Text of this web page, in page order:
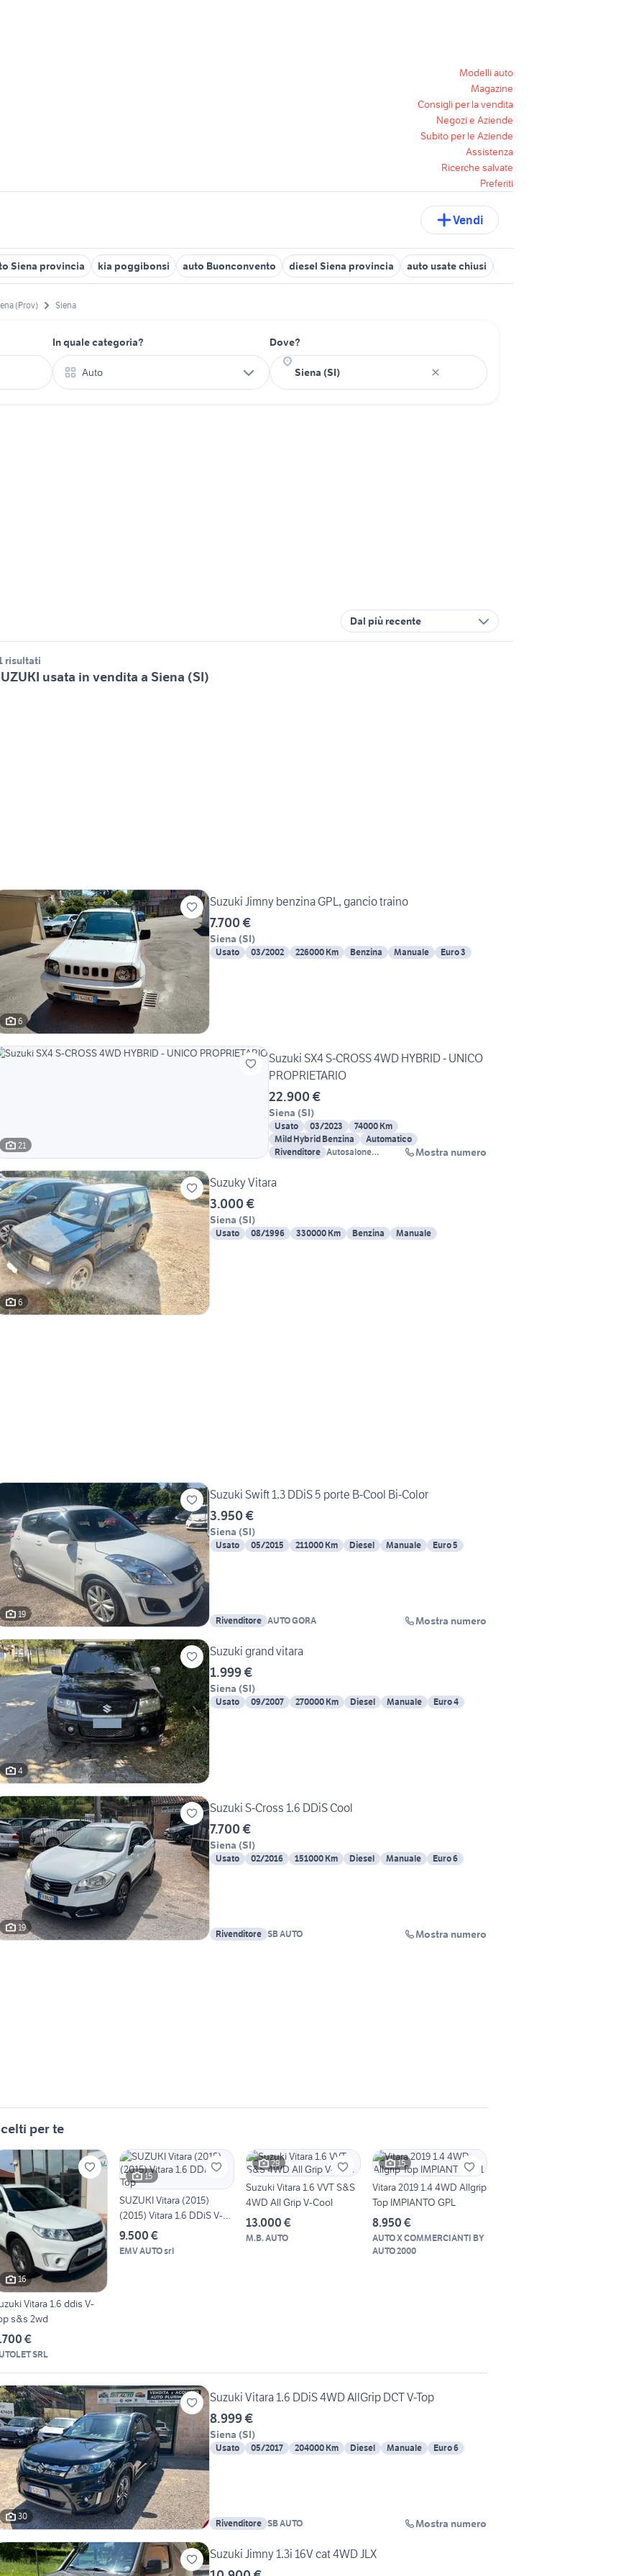
Modelli auto
Magazine
Consigli per la vendita
Negozi e Aziende
Subito per le Aziende
Assistenza
Ricerche salvate
Preferiti
Vendi
Siena provincia kia poggibonsi auto Buonconvento diesel Siena provincia auto usate chiusi
(Prov) Siena
In quale categoria?
Auto
Dove?
Dal più recente
risultati
usata in vendita a Siena (SI)
6
Suzuki Jimny benzina GPL, gancio traino
7.700 €
Siena (SI)
Usato 03/2002 226000 Km Benzina Manuale Euro 3
21
Suzuki SX4 S-CROSS 4WD HYBRID - UNICO
PROPRIETARIO
22.900 €
Siena (SI)
Usato 03/2023
74000 Km
Mild Hybrid Benzina
Automatico
Rivenditore Autosalone
Mostra numero
6
Suzuky Vitara
3.000 €
Siena (SI)
Usato 08/1996 330000 Km Benzina Manuale
19
Suzuki Swift 1.3 DDiS 5 porte B-Cool Bi-Color
3.950 €
Siena (SI)
Usato 05/2015 211000 Km Diesel Manuale Euro 5
Rivenditore AUTO GORA Mostra numero
4
Suzuki grand vitara
1.999 €
Siena (SI)
Usato 09/2007 270000 Km Diesel Manuale Euro 4
19
Suzuki S-Cross 1.6 DDiS Cool
7.700 €
Siena (SI)
Usato 02/2016 151000 Km Diesel Manuale Euro 6
Rivenditore SB AUTO Mostra numero
per te
16
Vitara 1.6 ddis V-
s&s 2wd
€
SRL
15
SUZUKI Vitara (2015)
(2015) Vitara 1.6 DDiS V-
Top
9.500 €
EMV AUTO srl
29
Suzuki Vitara 1.6 VVT S&S
4WD All Grip V-Cool
13.000 €
M.B. AUTO
15
Vitara 2019 1.4 4WD Allgrip
Top IMPIANTO GPL
8.950 €
AUTO X COMMERCIANTI BY
AUTO 2000
30
Suzuki Vitara 1.6 DDiS 4WD AllGrip DCT V-Top
8.999 €
Siena (SI)
Usato 05/2017 204000 Km Diesel Manuale Euro 6
Rivenditore SB AUTO Mostra numero
Suzuki Jimny 1.3i 16V cat 4WD JLX